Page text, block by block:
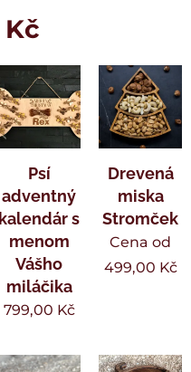
Kč
Psí
adventný
kalendár s
menom
Vášho
miláčika
799,00 Kč
Drevená
miska
Stromček
Cena od
499,00 Kč